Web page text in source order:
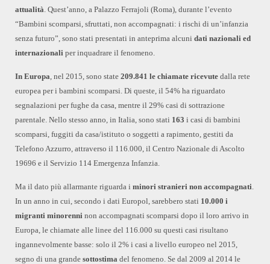
attualità. Quest’anno, a Palazzo Ferrajoli (Roma), durante l’evento
“Bambini scomparsi, sfruttati, non accompagnati: i rischi di un’infanzia
senza futuro”, sono stati presentati in anteprima alcuni dati nazionali ed
internazionali per inquadrare il fenomeno.
In Europa, nel 2015, sono state 209.841 le chiamate ricevute dalla rete
europea per i bambini scomparsi. Di queste, il 54% ha riguardato
segnalazioni per fughe da casa, mentre il 29% casi di sottrazione
parentale. Nello stesso anno, in Italia, sono stati 163 i casi di bambini
scomparsi, fuggiti da casa/istituto o soggetti a rapimento, gestiti da
Telefono Azzurro, attraverso il 116.000, il Centro Nazionale di Ascolto
19696 e il Servizio 114 Emergenza Infanzia.
Ma il dato più allarmante riguarda i minori stranieri non accompagnati.
In un anno in cui, secondo i dati Europol, sarebbero stati 10.000 i
migranti minorenni non accompagnati scomparsi dopo il loro arrivo in
Europa, le chiamate alle linee del 116.000 su questi casi risultano
ingannevolmente basse: solo il 2% i casi a livello europeo nel 2015,
segno di una grande sottostima del fenomeno. Se dal 2009 al 2014 le